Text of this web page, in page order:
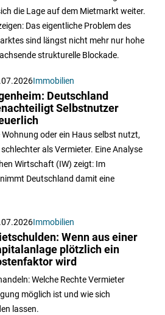
die Lage auf dem Mietmarkt weiter.
Das eigentliche Problem des
sind längst nicht mehr nur hohe
strukturelle Blockade.
Immobilien
Deutschland
Selbstnutzer
Wohnung oder ein Haus selbst nutzt,
als Vermieter. Eine Analyse
Wirtschaft (IW) zeigt: Im
Deutschland damit eine
Wenn aus einer
plötzlich ein
wird
Welche Rechte Vermieter
möglich ist und wie sich